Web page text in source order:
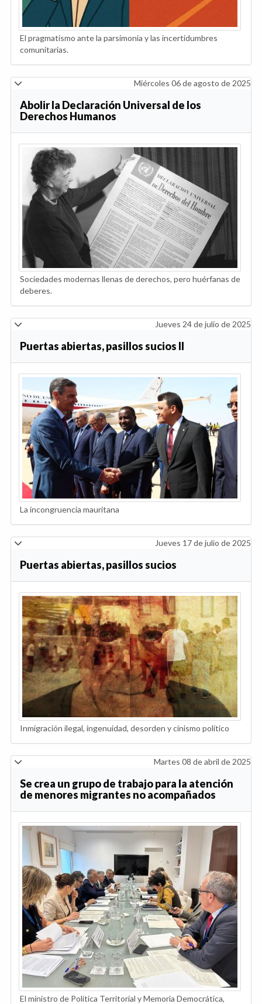
El pragmatismo ante la parsimonia y las incertidumbres
comunitarias.
Miércoles 06 de agosto de 2025
Abolir la Declaración Universal de los
Derechos Humanos
Sociedades modernas llenas de derechos, pero huérfanas de
deberes.
Jueves 24 de julio de 2025
Puertas abiertas, pasillos sucios II
La incongruencia mauritana
Jueves 17 de julio de 2025
Puertas abiertas, pasillos sucios
Inmigración ilegal, ingenuidad, desorden y cinismo político
Martes 08 de abril de 2025
Se crea un grupo de trabajo para la atención
de menores migrantes no acompañados
El ministro de Política Territorial y Memoria Democrática,